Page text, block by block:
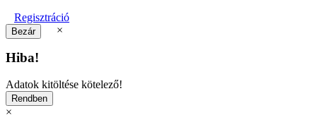
Regisztráció
×
Hiba!
Adatok kitöltése kötelező!
×